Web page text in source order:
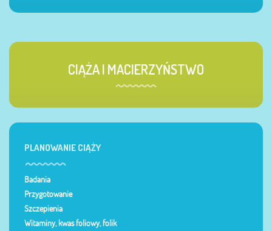
CIĄŻA I MACIERZYŃSTWO
PLANOWANIE CIĄŻY
Badania
Przygotowanie
Szczepienia
Witaminy, kwas foliowy, folik